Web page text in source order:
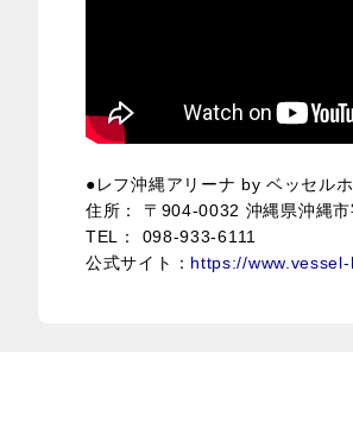
●レフ沖縄アリーナ by ベッセル
住所： 〒904-0032 沖縄県沖縄
TEL： 098-933-6111
公式サイト： https://